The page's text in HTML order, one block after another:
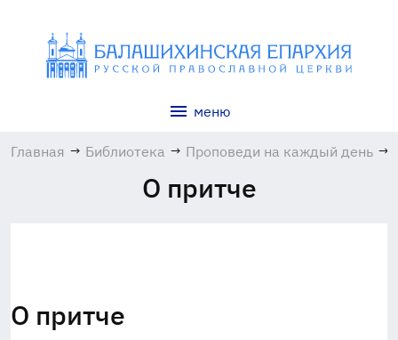
меню
Главная → Библиотека → Проповеди на каждый день →
О притче
О притче